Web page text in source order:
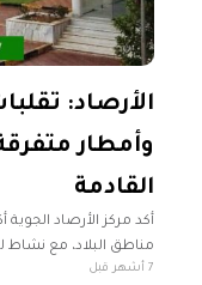
الأرصاد:
وأمطار متفرقة
القادمة
أكد مركز الأرصاد الجوية
مناطق البلاد، مع
مناطق الشمال الشرقي7 أشهر قبل